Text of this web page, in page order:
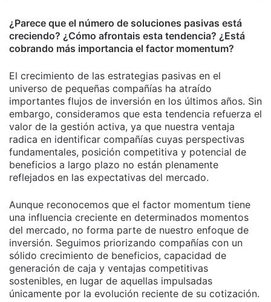
¿Parece que el número de soluciones pasivas está
creciendo? ¿Cómo afrontais esta tendencia? ¿Está
cobrando más importancia el factor momentum?
El crecimiento de las estrategias pasivas en el
universo de pequeñas compañías ha atraído
importantes flujos de inversión en los últimos años. Sin
embargo, consideramos que esta tendencia refuerza el
valor de la gestión activa, ya que nuestra ventaja
radica en identificar compañías cuyas perspectivas
fundamentales, posición competitiva y potencial de
beneficios a largo plazo no están plenamente
reflejados en las expectativas del mercado.
Aunque reconocemos que el factor momentum tiene
una influencia creciente en determinados momentos
del mercado, no forma parte de nuestro enfoque de
inversión. Seguimos priorizando compañías con un
sólido crecimiento de beneficios, capacidad de
generación de caja y ventajas competitivas
sostenibles, en lugar de aquellas impulsadas
únicamente por la evolución reciente de su cotización.